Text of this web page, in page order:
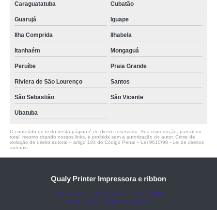
Caraguatatuba Cubatão
Guarujá Iguape
Ilha Comprida Ilhabela
Itanhaém Mongaguá
Peruíbe Praia Grande
Riviera de São Lourenço Santos
São Sebastião São Vicente
Ubatuba
O conteúdo do texto desta página é de direito reservado. Sua reprodução, parcial ou
total, mesmo citando nossos links, é proibida sem a autorização do autor. Crime de
violação de direito autoral – artigo 184 do Código Penal – Lei 9610/98 - Lei de direitos
autorais
Qualy Printer Impressora e ribbon
(11) 3451-3366
(11) 91098-5778
comercial@qualyprinter.com.br